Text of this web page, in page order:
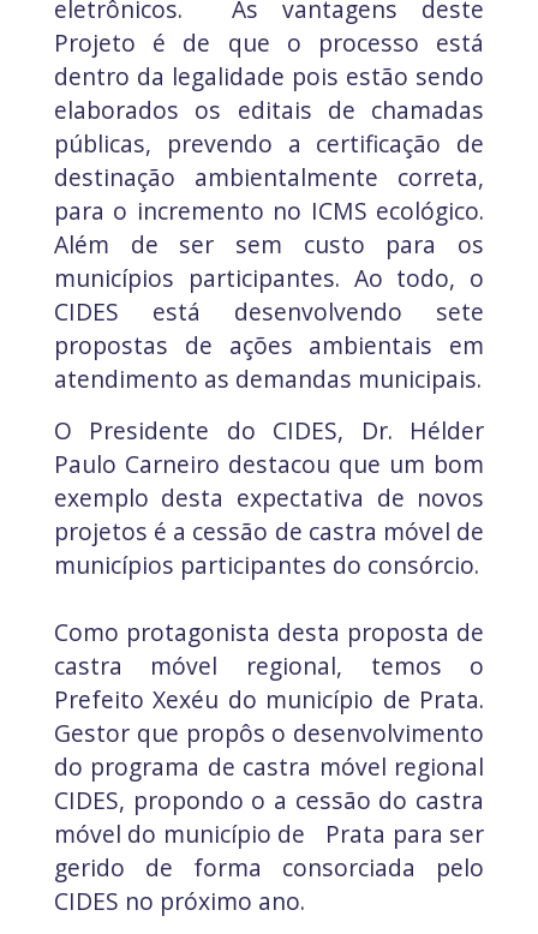
eletrônicos. As vantagens deste
Projeto é de que o processo está
dentro da legalidade pois estão sendo
elaborados os editais de chamadas
públicas, prevendo a certificação de
destinação ambientalmente correta,
para o incremento no ICMS ecológico.
Além de ser sem custo para os
municípios participantes. Ao todo, o
CIDES está desenvolvendo sete
propostas de ações ambientais em
atendimento as demandas municipais.
O Presidente do CIDES, Dr. Hélder
Paulo Carneiro destacou que um bom
exemplo desta expectativa de novos
projetos é a cessão de castra móvel de
municípios participantes do consórcio.
Como protagonista desta proposta de
castra móvel regional, temos o
Prefeito Xexéu do município de Prata.
Gestor que propôs o desenvolvimento
do programa de castra móvel regional
CIDES, propondo o a cessão do castra
móvel do município de Prata para ser
gerido de forma consorciada pelo
CIDES no próximo ano.